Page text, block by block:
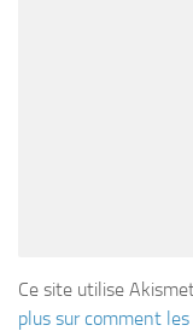
Ce site utilise
plus sur comment